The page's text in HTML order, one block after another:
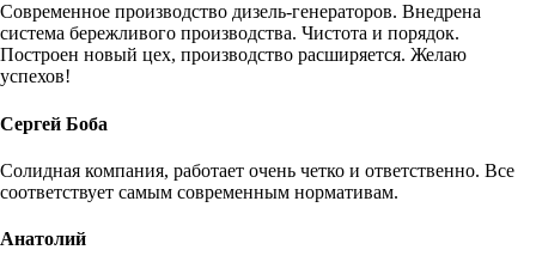
Современное производство дизель-генераторов. Внедрена
система бережливого производства. Чистота и порядок.
Построен новый цех, производство расширяется. Желаю
успехов!
Сергей Боба
Солидная компания, работает очень четко и ответственно. Все
соответствует самым современным нормативам.
Анатолий